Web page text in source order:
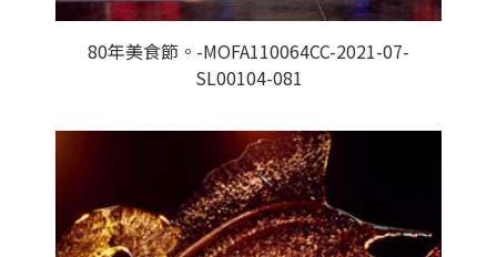
80年美食節。-MOFA110064CC-2021-07-
SL00104-081